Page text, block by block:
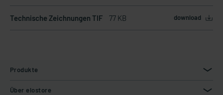
Technische Zeichnungen TIF 77 KB download
Produkte
Über elostore